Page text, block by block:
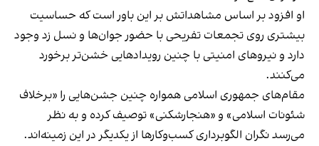
او افزود بر اساس مشاهداتش بر این باور است که حساسیت
بیشتری روی تجمعات تفریحی با حضور جوان‌ها و نسل زد وجود
دارد و نیروهای امنیتی با چنین رویدادهایی خشن‌تر برخورد
می‌کنند.
مقام‌های جمهوری اسلامی همواره چنین جشن‌هایی را «برخلاف
شئونات اسلامی» و «هنجارشکنی» توصیف کرده و به نظر
می‌رسد نگران الگوبرداری کسب‌وکارها از یکدیگر در این زمینه‌اند.